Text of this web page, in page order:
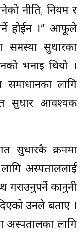
नीति, नियम र
होईन ।” आफूले
समस्या सुधारका
भनाइ थियो ।
समाधानका लागि
सुधार आवश्यक
सुधारकै क्रममा
अस्पताललाई
गराउनुपर्ने कानुनी
उनले बताए ।
अस्पतालका लागि